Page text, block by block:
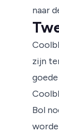
naar
zijn
Bol